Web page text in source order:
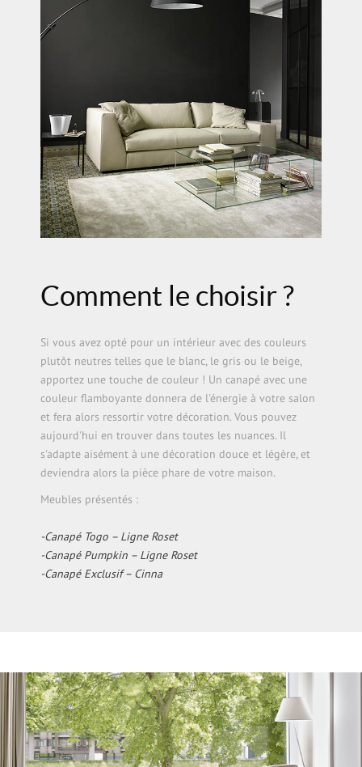
Comment le choisir ?
Si vous avez opté pour un intérieur avec des couleurs
plutôt neutres telles que le blanc, le gris ou le beige,
apportez une touche de couleur ! Un canapé avec une
couleur flamboyante donnera de l'énergie à votre salon
et fera alors ressortir votre décoration. Vous pouvez
aujourd'hui en trouver dans toutes les nuances. Il
s'adapte aisément à une décoration douce et légère, et
deviendra alors la pièce phare de votre maison.
Meubles présentés :
-Canapé Togo – Ligne Roset
-Canapé Pumpkin – Ligne Roset
-Canapé Exclusif – Cinna